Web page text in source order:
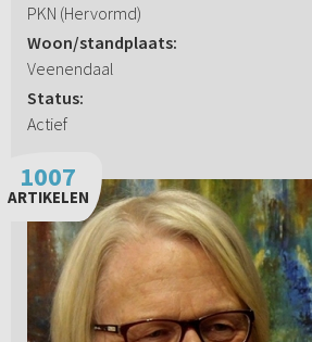
PKN (Hervormd)
Woon/standplaats:
Veenendaal
Status:
Actief
1007
ARTIKELEN